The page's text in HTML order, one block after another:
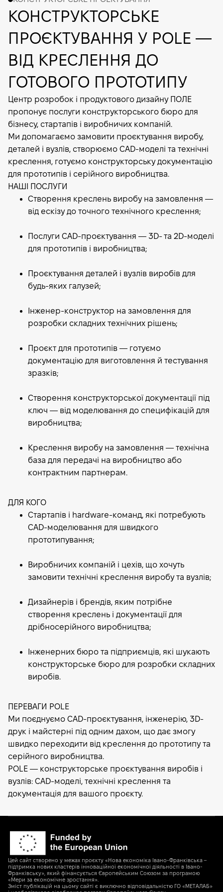
КОНСТРУКТОРСЬКЕ
ПРОЄКТУВАННЯ У POLE —
ВІД КРЕСЛЕННЯ ДО
ГОТОВОГО ПРОТОТИПУ
Центр розробок і продуктового дизайну ПОЛЕ
пропонує послуги конструкторського бюро для
бізнесу, стартапів і виробничих компаній.
Ми допомагаємо замовити проєктування виробу,
деталей і вузлів, створюємо CAD-моделі та технічні
креслення, готуємо конструкторську документацію
для прототипів і серійного виробництва.
НАШІ ПОСЛУГИ
Створення креслень виробу на замовлення —
від ескізу до точного технічного креслення;
Послуги CAD-проєктування — 3D- та 2D-моделі
для прототипів і виробництва;
Проєктування деталей і вузлів виробів для
будь-яких галузей;
Інженер-конструктор на замовлення для
розробки складних технічних рішень;
Проєкт для прототипів — готуємо
документацію для виготовлення й тестування
зразків;
Створення конструкторської документації під
ключ — від моделювання до специфікацій для
виробництва;
Креслення виробу на замовлення — технічна
база для передачі на виробництво або
контрактним партнерам.
ДЛЯ КОГО
Стартапів і hardware-команд, які потребують
CAD-моделювання для швидкого
прототипування;
Виробничих компаній і цехів, що хочуть
замовити технічні креслення виробу та вузлів;
Дизайнерів і брендів, яким потрібне
створення креслень і документації для
дрібносерійного виробництва;
Інженерних бюро та підприємців, які шукають
конструкторське бюро для розробки складних
виробів.
ПЕРЕВАГИ POLE
Ми поєднуємо CAD-проєктування, інженерію, 3D-
друк і майстерні під одним дахом, що дає змогу
швидко переходити від креслення до прототипу та
серійного виробництва.
POLE — конструкторське проєктування виробів і
вузлів: CAD-моделі, технічні креслення та
документація для вашого проєкту.
Цей сайт створено у межах проєкту «Нова економіка Івано-Франківська –
підтримка нових кластерів інноваційної економічної діяльності в Івано-
Франківську», який фінансується Європейським Союзом за програмою
«Мери за економічне зростання».
Зміст публікацій на цьому сайті є виключно відповідальністю ГО «МЕТАЛАБ»